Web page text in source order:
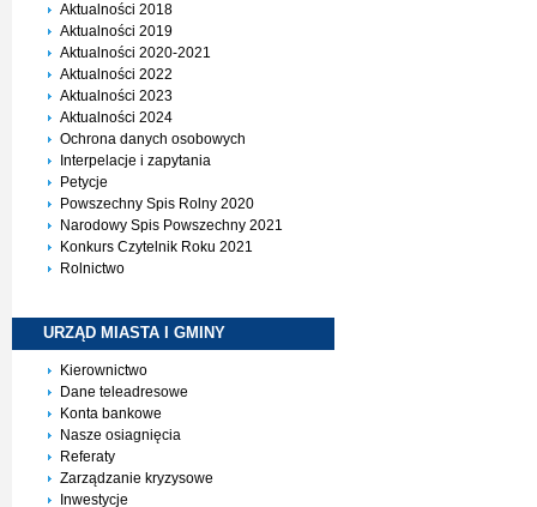
Aktualności 2018
Aktualności 2019
Aktualności 2020-2021
Aktualności 2022
Aktualności 2023
Aktualności 2024
Ochrona danych osobowych
Interpelacje i zapytania
Petycje
Powszechny Spis Rolny 2020
Narodowy Spis Powszechny 2021
Konkurs Czytelnik Roku 2021
Rolnictwo
URZĄD MIASTA I GMINY
Kierownictwo
Dane teleadresowe
Konta bankowe
Nasze osiagnięcia
Referaty
Zarządzanie kryzysowe
Inwestycje